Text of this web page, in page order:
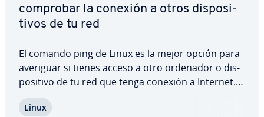
comprobar la conexión a otros di­s­po­si­
ti­vos de tu red
El comando ping de Linux es la mejor opción para
averiguar si tienes acceso a otro ordenador o di­s­
po­si­ti­vo de tu red que tenga conexión a Internet.
di­s­po­si­ti­vo y espera su respuesta. Aquí puedes
Linux